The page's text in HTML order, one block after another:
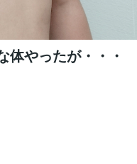
体やったが・・・